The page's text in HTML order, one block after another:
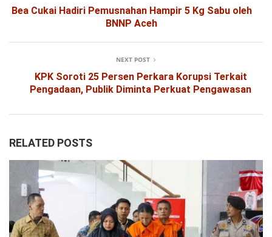
Bea Cukai Hadiri Pemusnahan Hampir 5 Kg Sabu oleh
BNNP Aceh
NEXT POST
KPK Soroti 25 Persen Perkara Korupsi Terkait
Pengadaan, Publik Diminta Perkuat Pengawasan
RELATED POSTS